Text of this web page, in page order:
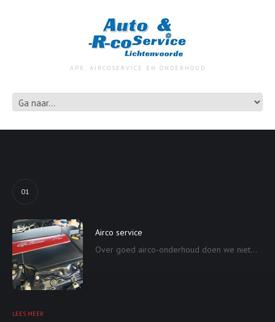
APK, AIRCOSERVICE EN ONDERHOUD
01
Airco service
Over goed airco-onderhoud doen we niet...
LEES MEER